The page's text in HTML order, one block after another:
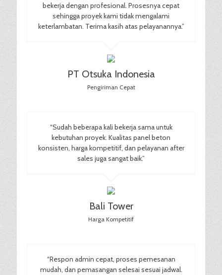
bekerja dengan profesional. Prosesnya cepat
sehingga proyek kami tidak mengalami
keterlambatan. Terima kasih atas pelayanannya.”
PT Otsuka Indonesia
Pengiriman Cepat
“Sudah beberapa kali bekerja sama untuk
kebutuhan proyek. Kualitas panel beton
konsisten, harga kompetitif, dan pelayanan after
sales juga sangat baik.”
Bali Tower
Harga Kompetitif
“Respon admin cepat, proses pemesanan
mudah, dan pemasangan selesai sesuai jadwal.